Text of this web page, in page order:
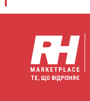
ТЕ, ЩО ВІДРІЗНЯЄ